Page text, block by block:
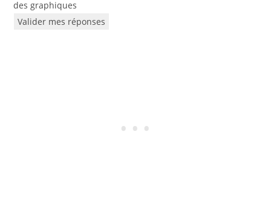
des graphiques
Valider mes réponses